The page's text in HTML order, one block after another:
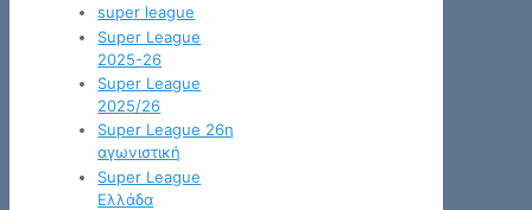
super league
Super League
2025-26
Super League
2025/26
Super League 26η
αγωνιστική
Super League
Ελλάδα